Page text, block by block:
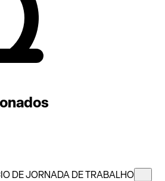
DE JORNADA DE TRABALHO